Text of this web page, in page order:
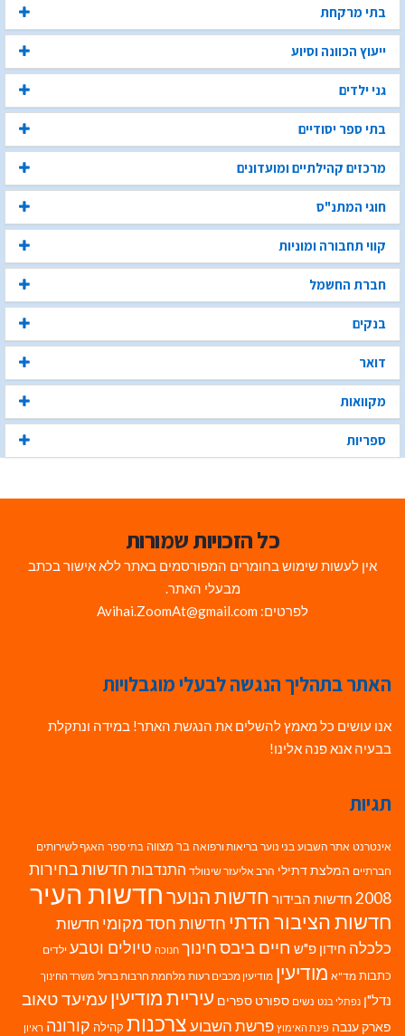
בתי מרקחת
ייעוץ הכוונה וסיוע
גני ילדים
בתי ספר יסודיים
מרכזים קהילתיים ומועדונים
חוגי המתנ"ס
קווי תחבורה ומוניות
חברת החשמל
בנקים
דואר
מקוואות
ספריות
כל הזכויות שמורות
אין לעשות שימוש בחומרים המפורסמים באתר ללא אישור בכתב
מבעלי האתר.
לפרטים: Avihai.ZoomAt@gmail.com
האתר בתהליך הנגשה לבעלי מוגבלויות
אנו עושים כל מאמץ להשלים את הנגשת האתר! במידה ונתקלת
בבעיה אנא פנה אלינו!
תגיות
אינטרנט אתר השבוע בני נוער בריאות ורפואה בר מצווה בתי ספר האגף לשירותים
חברתיים המלצת דתילי הרב אליעזר שינוולד התנדבות חדשות בחירות
2008 חדשות הבידור חדשות הנוערחדשות העיר
חדשות הציבור הדתי חדשות חסד מקומי חדשות
כלכלה חידון פ"ש חיים ביבסחינוך חנוכה טיולים וטבע ילדים
כתבות מד"א מודיעין מודיעין מכבים רעות מלחמת חרבות ברזל משרד החינוך
נדל"ן נפתלי בנט נשים ספורט ספרים עיריית מודיעין עמיעד טאוב
פארק ענבה פינת האימוץ פרשת השבועצרכנות קהילה קורונה ראיון